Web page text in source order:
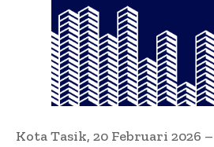
Kota Tasik, 20 Februari 2026